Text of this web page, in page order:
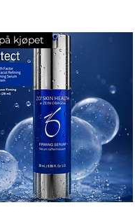
60ml
Repair 15mlHyla Active
Sculptured Mask 1pc
Sheer 3ml
kjøpet